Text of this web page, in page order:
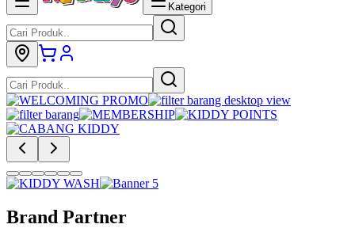
Kategori
Brand Partner